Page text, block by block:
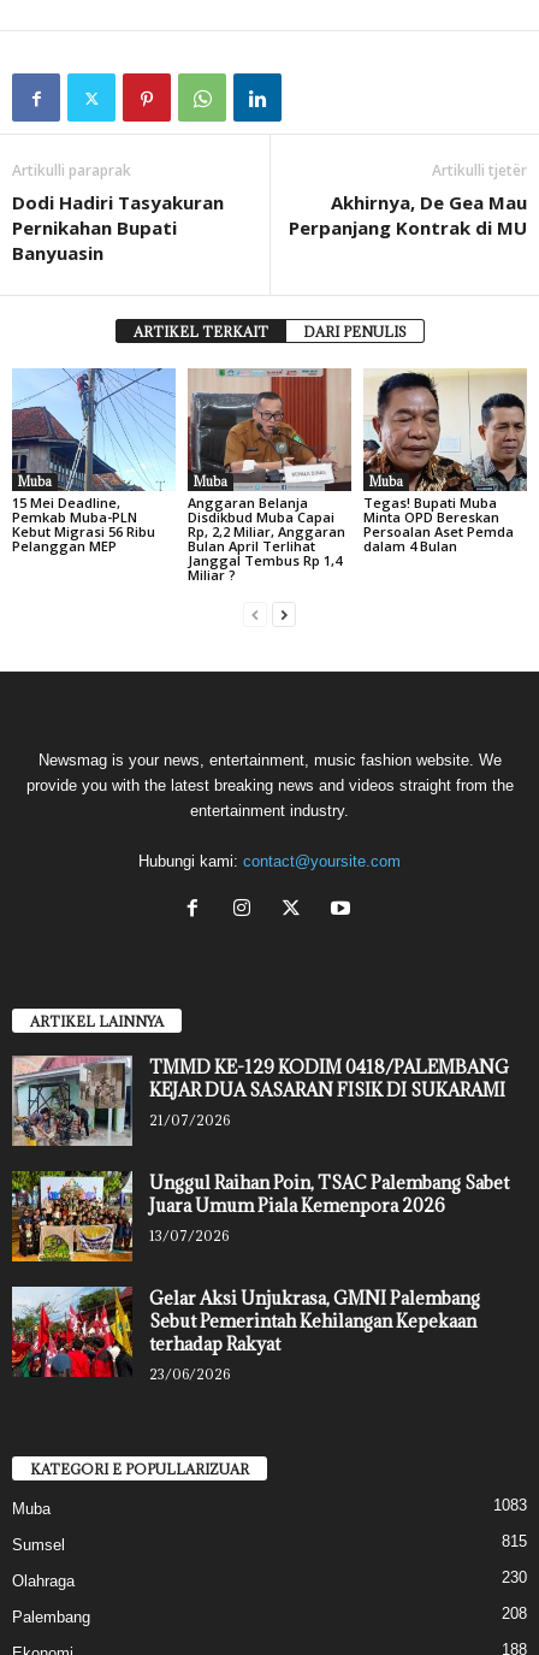
Artikulli paraprak
Dodi Hadiri Tasyakuran
Pernikahan Bupati
Banyuasin
Artikulli tjetër
Akhirnya, De Gea Mau
Perpanjang Kontrak di MU
ARTIKEL TERKAIT DARI PENULIS
Muba
15 Mei Deadline,
Pemkab Muba-PLN
Kebut Migrasi 56 Ribu
Pelanggan MEP
Muba
Anggaran Belanja
Disdikbud Muba Capai
Rp, 2,2 Miliar, Anggaran
Bulan April Terlihat
Janggal Tembus Rp 1,4
Miliar ?
Muba
Tegas! Bupati Muba
Minta OPD Bereskan
Persoalan Aset Pemda
dalam 4 Bulan
Newsmag is your news, entertainment, music fashion website. We
provide you with the latest breaking news and videos straight from the
entertainment industry.
Hubungi kami: contact@yoursite.com
ARTIKEL LAINNYA
TMMD KE-129 KODIM 0418/PALEMBANG
KEJAR DUA SASARAN FISIK DI SUKARAMI
21/07/2026
Unggul Raihan Poin, TSAC Palembang Sabet
Juara Umum Piala Kemenpora 2026
13/07/2026
Gelar Aksi Unjukrasa, GMNI Palembang
Sebut Pemerintah Kehilangan Kepekaan
terhadap Rakyat
23/06/2026
KATEGORI E POPULLARIZUAR
Muba 1083
Sumsel 815
Olahraga 230
Palembang 208
188